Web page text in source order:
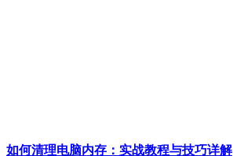
如何清理电脑内存：实战教程与技巧详解